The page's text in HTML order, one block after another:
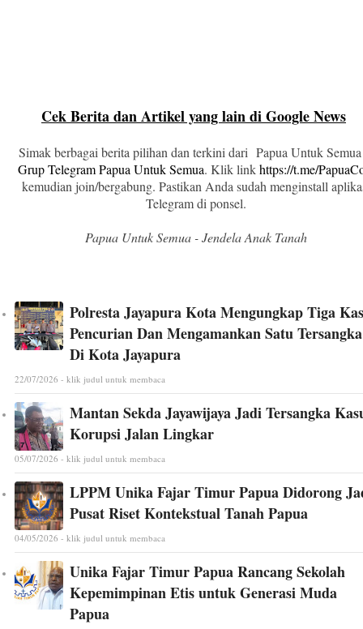
Cek Berita dan Artikel yang lain di Google News
Simak berbagai berita pilihan dan terkini dari Papua Untuk
Grup Telegram Papua Untuk Semua. Klik linkhttps://t.me/
kemudian join/bergabung. Pastikan Anda sudah menginstall
Telegram di ponsel.
Papua Untuk Semua - Jendela Anak Tanah
Polresta Jayapura Kota Mengungkap Tiga
Pencurian Dan Mengamankan Satu Tersangka
Di Kota Jayapura
22/07/2026 - klik judul untuk membaca
Mantan Sekda Jayawijaya Jadi Tersangka
Korupsi Jalan Lingkar
05/07/2026 - klik judul untuk membaca
LPPM Unika Fajar Timur Papua Didorong
Pusat Riset Kontekstual Tanah Papua
04/05/2026 - klik judul untuk membaca
Unika Fajar Timur Papua Rancang Sekolah
Kepemimpinan Etis untuk Generasi Muda
Papua